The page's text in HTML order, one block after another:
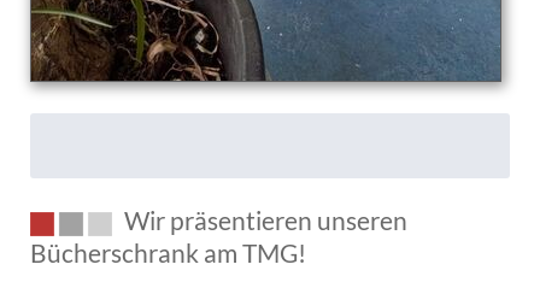
Wir präsentieren unseren
Bücherschrank am TMG!